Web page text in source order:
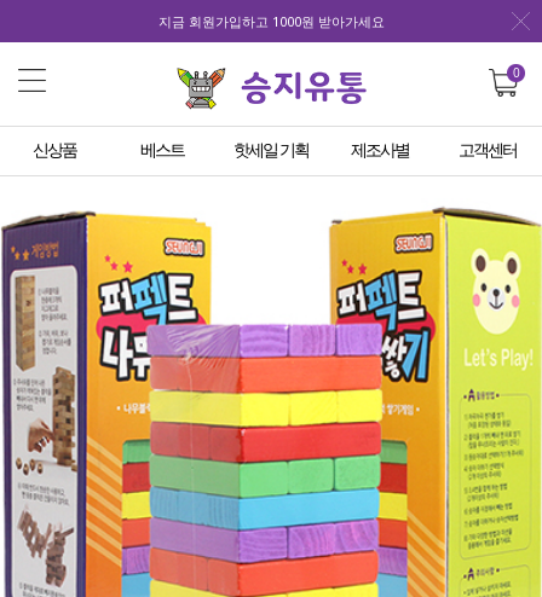
지금 회원가입하고 1000원 받아가세요
0
신상품 베스트 핫세일 기획 제조사별 고객센터